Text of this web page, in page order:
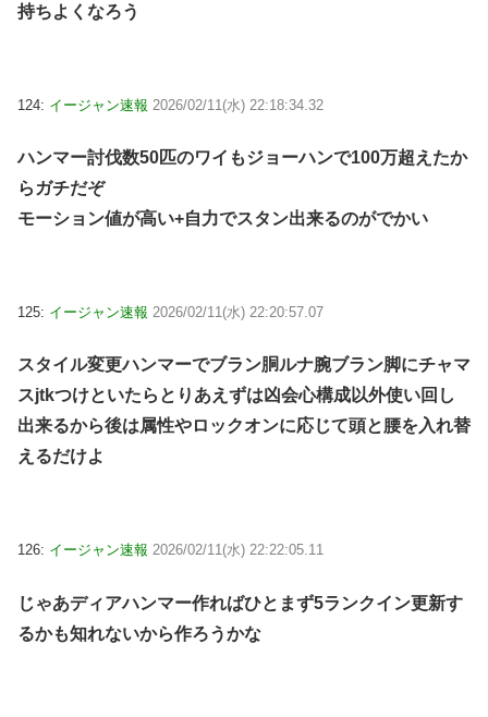
持ちよくなろう
124: イージャン速報 2026/02/11(水) 22:18:34.32
ハンマー討伐数50匹のワイもジョーハンで100万超えたか
らガチだぞ
モーション値が高い+自力でスタン出来るのがでかい
125: イージャン速報 2026/02/11(水) 22:20:57.07
スタイル変更ハンマーでブラン胴ルナ腕ブラン脚にチャマ
スjtkつけといたらとりあえずは凶会心構成以外使い回し
出来るから後は属性やロックオンに応じて頭と腰を入れ替
えるだけよ
126: イージャン速報 2026/02/11(水) 22:22:05.11
じゃあディアハンマー作ればひとまず5ランクイン更新す
るかも知れないから作ろうかな